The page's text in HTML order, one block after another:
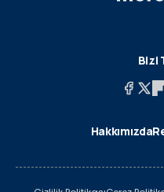
Bizi
Hakkımızda